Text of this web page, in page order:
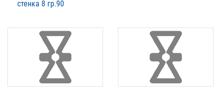
стенка 8 гр.90